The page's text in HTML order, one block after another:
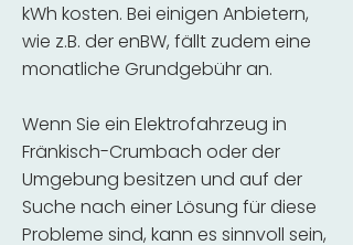
kWh kosten. Bei einigen Anbietern,
wie z.B. der enBW, fällt zudem eine
monatliche Grundgebühr an.
Wenn Sie ein Elektrofahrzeug in
Fränkisch-Crumbach oder der
Umgebung besitzen und auf der
Suche nach einer Lösung für diese
Probleme sind, kann es sinnvoll sein,